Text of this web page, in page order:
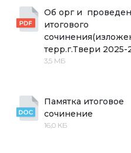
Об орг и  проведен
итогового
терр.г.Твери 2025-
3,5 МБ
Памятка итоговое
сочинение
16,0 КБ